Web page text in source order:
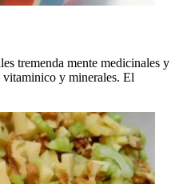
tremenda mente medicinales y
y minerales. El